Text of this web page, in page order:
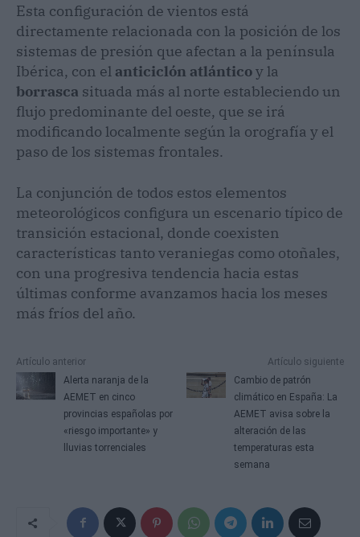
Esta configuración de vientos está
directamente relacionada con la posición de los
sistemas de presión que afectan a la península
Ibérica, con el anticiclón atlánticoy la
borrasca situada más al norte estableciendo un
flujo predominante del oeste, que se irá
modificando localmente según la orografía y el
paso de los sistemas frontales.
La conjunción de todos estos elementos
meteorológicos configura un escenario típico de
transición estacional, donde coexisten
características tanto veraniegas como otoñales,
con una progresiva tendencia hacia estas
últimas conforme avanzamos hacia los meses
más fríos del año.
Artículo anterior
Alerta naranja de la
AEMET en cinco
provincias españolas por
«riesgo importante» y
lluvias torrenciales
Artículo siguiente
Cambio de patrón
climático en España: La
AEMET avisa sobre la
alteración de las
temperaturas esta
semana